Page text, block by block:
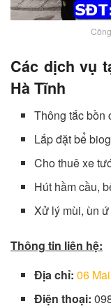
Các dịch vụ
Hà Tĩnh
Thông tắc bồn
Lắp đặt bể
Cho thuê xe
Hút hầm cầu,
Xử lý mùi, ùn
Thông tin liên hệ:
Địa chỉ:06
Điện thoại: